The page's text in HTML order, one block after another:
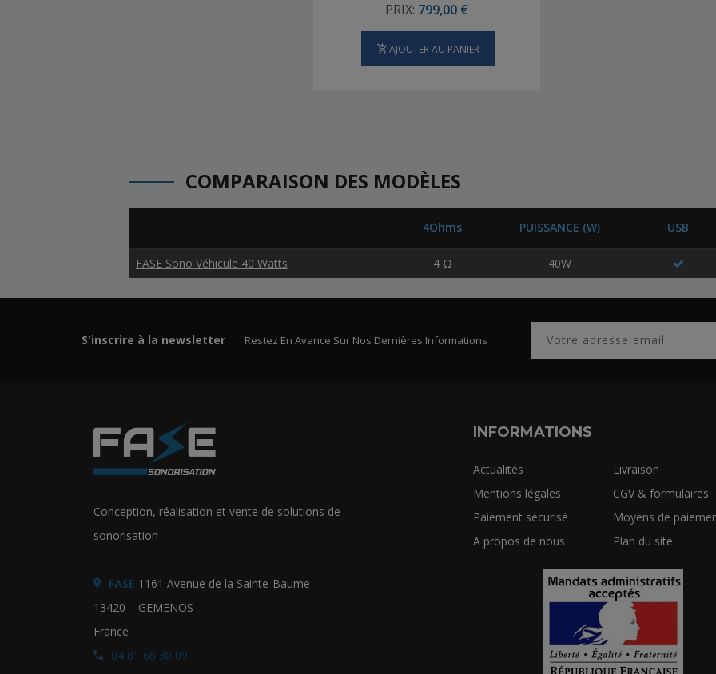
PRIX: 799,00 €
AJOUTER AU PANIER
COMPARAISON DES MODÈLES
4Ohms PUISSANCE (W) USB
FASE Sono Véhicule 40 Watts 4 Ω 40W
S'inscrire à la newsletter Restez En Avance Sur Nos Dernières Informations
Conception, réalisation et vente de solutions de
sonorisation
FASE 1161 Avenue de la Sainte-Baume
13420 – GEMENOS
France
04 81 68 30 09
INFORMATIONS
Actualités
Livraison
Mentions légales
CGV & formulaires
Paiement sécurisé
Moyens de
A propos de nous
Plan du site